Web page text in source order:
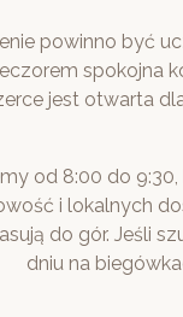
powinno być
spokojna
jest otwarta
od 8:00 do
i lokalnych
do gór. Jeśli
dniu na